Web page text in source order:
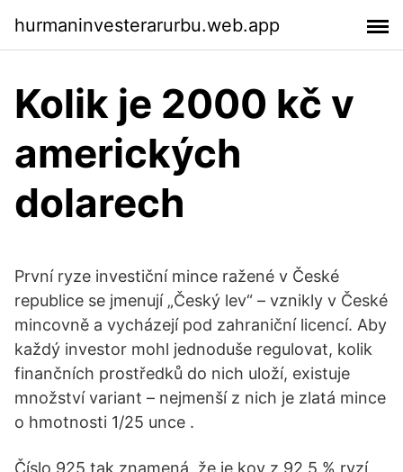
hurmaninvesterarurbu.web.app
Kolik je 2000 kč v
amerických
dolarech
První ryze investiční mince ražené v České
republice se jmenují „Český lev“ – vznikly v České
mincovně a vycházejí pod zahraniční licencí. Aby
každý investor mohl jednoduše regulovat, kolik
finančních prostředků do nich uloží, existuje
množství variant – nejmenší z nich je zlatá mince
o hmotnosti 1/25 unce .
Číslo 925 tak znamená, že je kov z 92,5 % ryzí.